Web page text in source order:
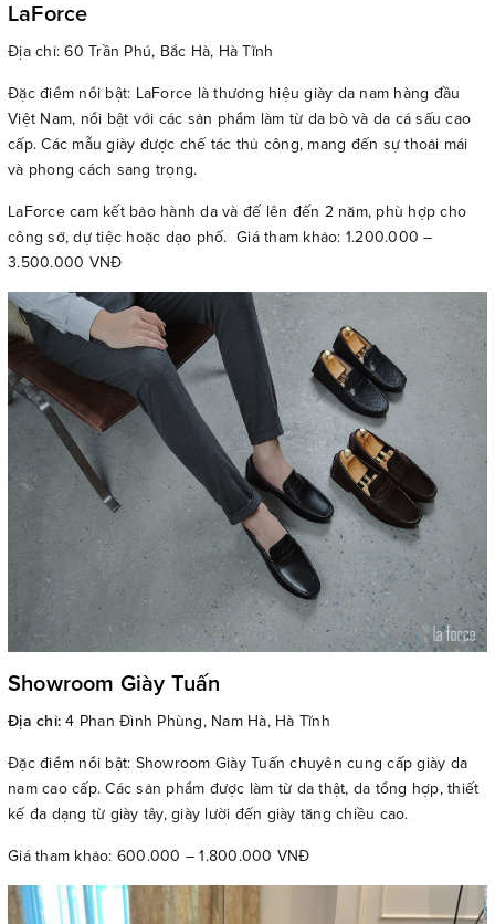
LaForce
Địa chỉ: 60 Trần Phú, Bắc Hà, Hà Tĩnh
Đặc điểm nổi bật: LaForce là thương hiệu giày da nam hàng đầu
Việt Nam, nổi bật với các sản phẩm làm từ da bò và da cá sấu cao
cấp. Các mẫu giày được chế tác thủ công, mang đến sự thoải mái
và phong cách sang trọng.
LaForce cam kết bảo hành da và đế lên đến 2 năm, phù hợp cho
công sở, dự tiệc hoặc dạo phố. Giá tham khảo: 1.200.000 –
3.500.000 VNĐ
Showroom Giày Tuấn
Địa chỉ: 4 Phan Đình Phùng, Nam Hà, Hà Tĩnh
Đặc điểm nổi bật: Showroom Giày Tuấn chuyên cung cấp giày da
nam cao cấp. Các sản phẩm được làm từ da thật, da tổng hợp, thiết
kế đa dạng từ giày tây, giày lười đến giày tăng chiều cao.
Giá tham khảo: 600.000 – 1.800.000 VNĐ